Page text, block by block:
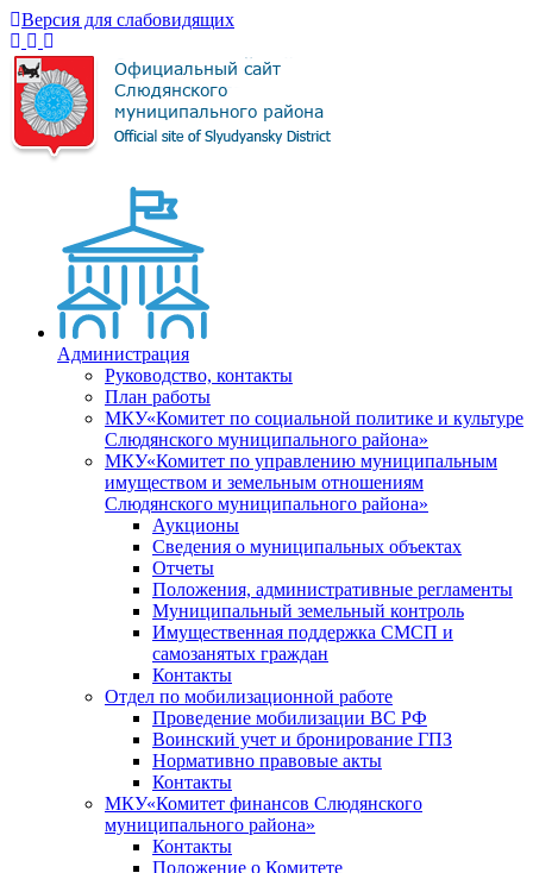
Версия для слабовидящих
Администрация
Руководство, контакты
План работы
МКУ«Комитет по социальной политике и культуре
Слюдянского муниципального района»
МКУ«Комитет по управлению муниципальным
имуществом и земельным отношениям
Слюдянского муниципального района»
Аукционы
Сведения о муниципальных объектах
Отчеты
Положения, административные регламенты
Муниципальный земельный контроль
Имущественная поддержка СМСП и
самозанятых граждан
Контакты
Отдел по мобилизационной работе
Проведение мобилизации ВС РФ
Воинский учет и бронирование ГПЗ
Нормативно правовые акты
Контакты
МКУ«Комитет финансов Слюдянского
муниципального района»
Контакты
Положение о Комитете